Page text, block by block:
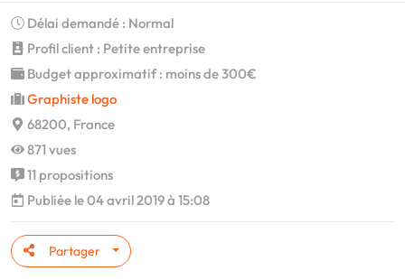
Délai demandé : Normal
Profil client : Petite entreprise
Budget approximatif : moins de 300€
Graphiste logo
68200, France
871 vues
11 propositions
Publiée le 04 avril 2019 à 15:08
Partager